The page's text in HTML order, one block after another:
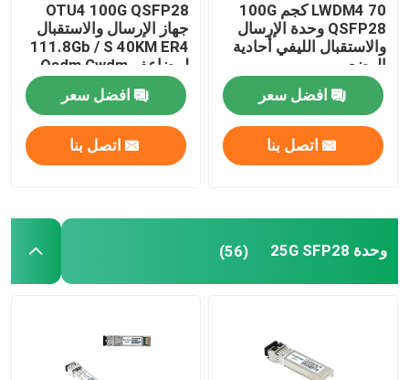
اتصل بنا
أخبار
منتجات إنفيديا الذكاء الاصطناعي
وحدة بصرية 400G/800G
وحدة 100G QSFP28
LWDM4 70 كجم 100G
QSFP28 وحدة الإرسال
والاستقبال الليفي أحادية
الوضع
افضل سعر
اتصل بنا
OTU4 100G QSFP28
جهاز الإرسال والاستقبال
111.8Gb / S 40KM ER4
لمضاعف Oadm Cwdm
البصري
افضل سعر
اتصل بنا
وحدة 25G SFP28 (56)